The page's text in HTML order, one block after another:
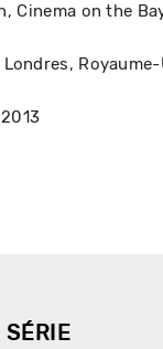
Cinema on the
Londres,
2013
SÉRIE